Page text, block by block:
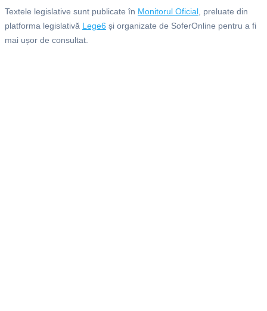
Textele legislative sunt publicate în Monitorul Oficial , preluate din
platforma legislativă Lege6 și organizate de SoferOnline pentru a fi
mai ușor de consultat.